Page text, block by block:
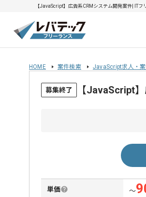
【JavaScript】広告系CRMシステム開発案件| IT
HOME 案件検索 JavaScript求人・
募集終了 【JavaScript
単価 〜